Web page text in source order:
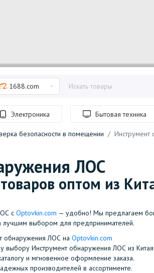
1688.com
Электроника Бытовая техника
безопасности в помещении
ЛОС
оптом из
с Optovkin.com — удобно! Мы предлагаем
лучшим выбором для предпринимателей.
обнаружения ЛОС на Optovkin.com
выбору Инструмент обнаружения ЛОС из
и мгновенное оформление заказа.
производителей в ассортименте.